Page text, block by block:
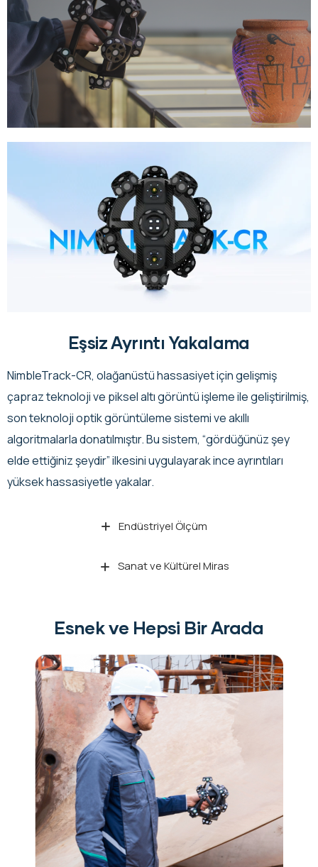
Eşsiz Ayrıntı Yakalama
NimbleTrack-CR, olağanüstü hassasiyet için gelişmiş
çapraz teknoloji ve piksel altı görüntü işleme ile geliştirilmiş,
son teknoloji optik görüntüleme sistemi ve akıllı
algoritmalarla donatılmıştır. Bu sistem, “gördüğünüz şey
elde ettiğiniz şeydir” ilkesini uygulayarak ince ayrıntıları
yüksek hassasiyetle yakalar.
Endüstriyel Ölçüm
Sanat ve Kültürel Miras
Esnek ve Hepsi Bir Arada